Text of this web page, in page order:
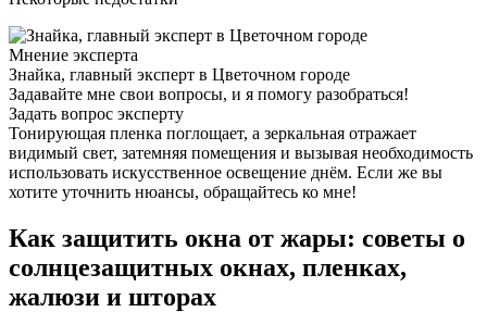
Мнение эксперта
Знайка, главный эксперт в Цветочном городе
Задавайте мне свои вопросы, и я помогу разобраться!
Задать вопрос эксперту
Тонирующая пленка поглощает, а зеркальная отражает
видимый свет, затемняя помещения и вызывая необходимость
использовать искусственное освещение днём. Если же вы
хотите уточнить нюансы, обращайтесь ко мне!
Как защитить окна от жары: советы о
солнцезащитных окнах, пленках,
жалюзи и шторах